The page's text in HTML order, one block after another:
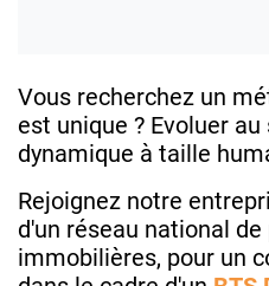
Vous recherchez un
est unique ? Evoluer
dynamique à taille
Rejoignez notre
d'un réseau national
immobilières, pour un